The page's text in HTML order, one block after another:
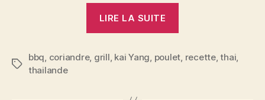
LIRE LA SUITE
la
Étiquettes
bbq, coriandre, grill, kai Yang, poulet, recette,thai,
thailande